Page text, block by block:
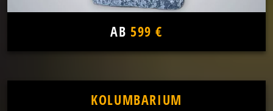
AB 599 €
KOLUMBARIUM